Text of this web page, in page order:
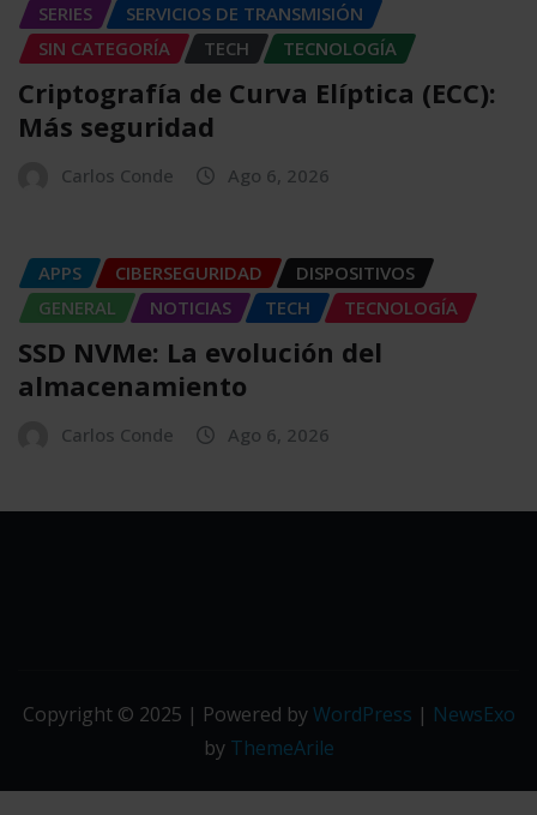
SERIES
SERVICIOS DE TRANSMISIÓN
SIN CATEGORÍA
TECH TECNOLOGÍA
Criptografía de Curva Elíptica (ECC):
Más seguridad
Carlos Conde Ago 6, 2026
APPS CIBERSEGURIDAD
DISPOSITIVOS
GENERAL
NOTICIAS TECH TECNOLOGÍA
SSD NVMe: La evolución del
almacenamiento
Carlos Conde Ago 6, 2026
Copyright © 2025 | Powered byWordPress | NewsExo
by ThemeArile